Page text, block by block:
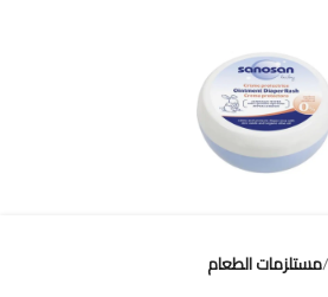
مستلزمات الطعام